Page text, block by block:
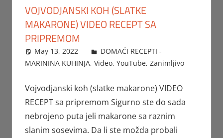
VOJVODJANSKI KOH (SLATKE
MAKARONE) VIDEO RECEPT SA
PRIPREMOM
May 13, 2022 FTorgAdmin
DOMAĆI RECEPTI -
MARININA KUHINJA, Video, YouTube, Zanimljivo
Vojvodjanski koh (slatke makarone) VIDEO
RECEPT sa pripremom Sigurno ste do sada
nebrojeno puta jeli makarone sa raznim
slanim sosevima. Da li ste možda probali